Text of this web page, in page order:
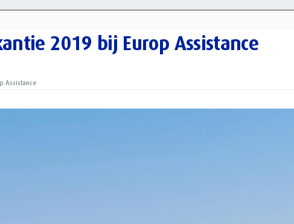
2019 bij Europ Assistance
Assistance